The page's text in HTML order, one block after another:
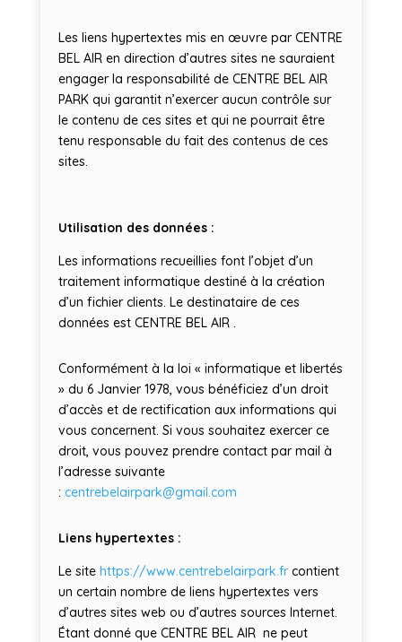
Les liens hypertextes mis en œuvre par CENTRE
BEL AIR en direction d’autres sites ne sauraient
engager la responsabilité de CENTRE BEL AIR
PARK qui garantit n’exercer aucun contrôle sur
le contenu de ces sites et qui ne pourrait être
tenu responsable du fait des contenus de ces
sites.
Utilisation des données :
Les informations recueillies font l’objet d’un
traitement informatique destiné à la création
d’un fichier clients. Le destinataire de ces
données est CENTRE BEL AIR .
Conformément à la loi « informatique et libertés
» du 6 Janvier 1978, vous bénéficiez d’un droit
d’accès et de rectification aux informations qui
vous concernent. Si vous souhaitez exercer ce
droit, vous pouvez prendre contact par mail à
l’adresse suivante
: centrebelairpark@gmail.com
Liens hypertextes :
Le site https://www.centrebelairpark.frcontient
un certain nombre de liens hypertextes vers
d’autres sites web ou d’autres sources Internet.
Étant donné que CENTRE BEL AIR ne peut